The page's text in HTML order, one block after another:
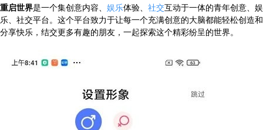
重启世界是一个集创意内容、 娱乐体验、 社交互动于一体的青年创意、娱
乐、社交平台。这个平台致力于让每一个充满创意的大脑都能轻松创造和
分享快乐，结交更多有趣的朋友，一起探索这个精彩纷呈的世界。